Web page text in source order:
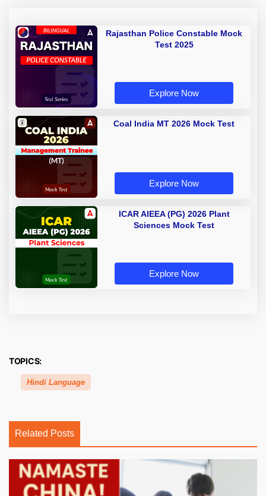
Rajasthan Police Constable Mock
Test 2025
Explore Now
Coal India MT 2026 Mock Test
Explore Now
ICAR AIEEA (PG) 2026 Plant
Sciences Mock Test
Explore Now
TOPICS:
Hindi Language
Related Posts